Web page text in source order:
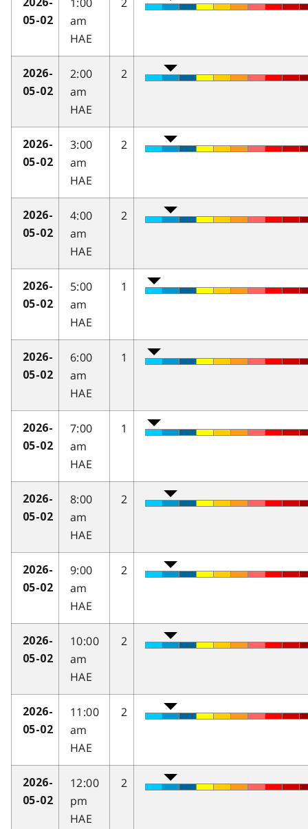
05-02
am
HAE
2026-
05-02
2:00
am
HAE
2
2026-
05-02
3:00
am
HAE
2
2026-
05-02
4:00
am
HAE
2
2026-
05-02
5:00
am
HAE
1
2026-
05-02
6:00
am
HAE
1
2026-
05-02
7:00
am
HAE
1
2026-
05-02
8:00
am
HAE
2
2026-
05-02
9:00
am
HAE
2
2026-
05-02
10:00
am
HAE
2
2026-
05-02
11:00
am
HAE
2
2026-
05-02
12:00
pm
HAE
2